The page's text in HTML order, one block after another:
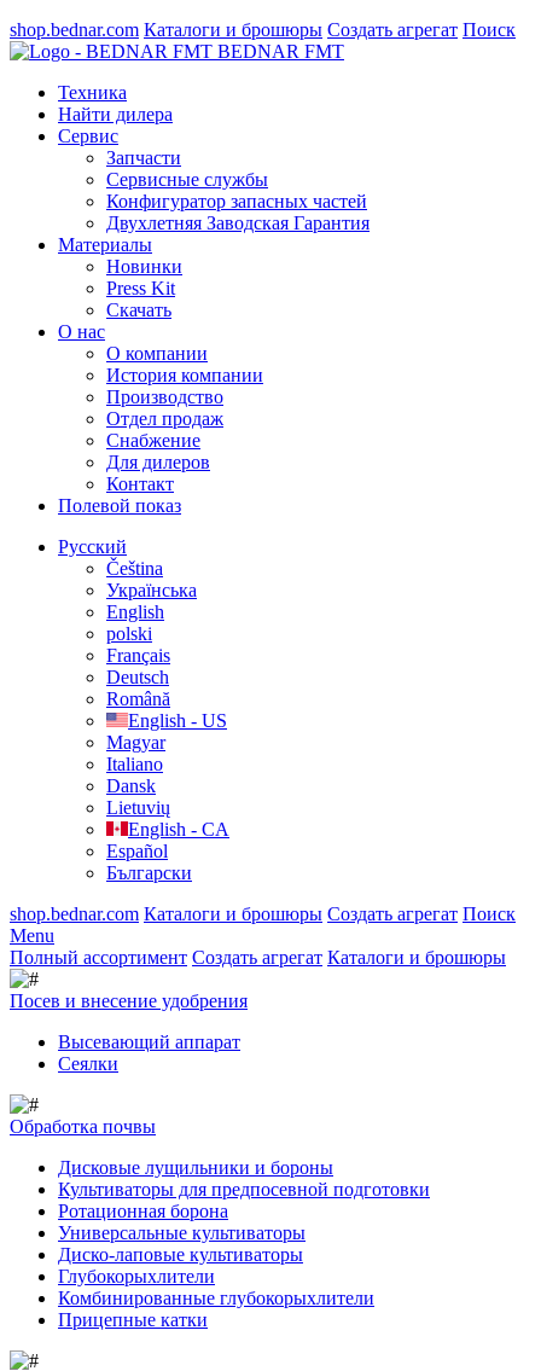
shop.bednar.com Каталоги и брошюры Создать агрегат Поиск
BEDNAR FMT
Техника
Найти дилера
Сервис
Запчасти
Сервисные службы
Конфигуратор запасных частей
Двухлетняя Заводская Гарантия
Материалы
Новинки
Press Kit
Скачать
О нас
О компании
История компании
Производство
Отдел продаж
Cнабжение
Для дилеров
Контакт
Полевой показ
Русский
Čeština
Українська
English
polski
Français
Deutsch
Română
English - US
Magyar
Italiano
Dansk
Lietuvių
English - CA
Español
Български
shop.bednar.com Каталоги и брошюры Создать агрегат Поиск
Menu
Полный ассортимент Создать агрегат Каталоги и брошюры
Посев и внесение удобрения
Высевающий аппарат
Сеялки
Обработка почвы
Дисковые лущильники и бороны
Культиваторы для предпосевной подготовки
Ротационная борона
Универсальные культиваторы
Диско-лаповые культиваторы
Глубокорыхлители
Комбинированные глубокорыхлители
Прицепные катки